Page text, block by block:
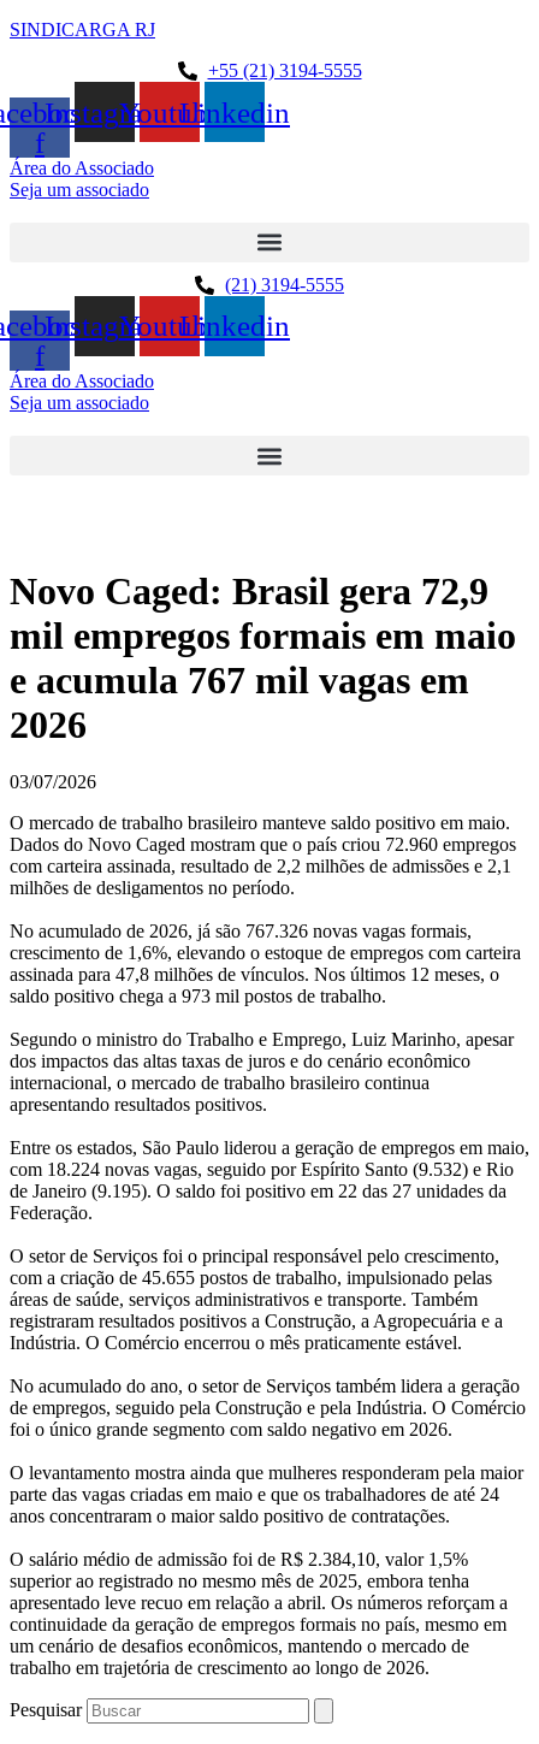
SINDICARGA RJ
+55 (21) 3194-5555
f
InstagramYoutubeLinkedin
Área do Associado
Seja um associado
(21) 3194-5555
f
InstagramYoutubeLinkedin
Área do Associado
Seja um associado
Novo Caged: Brasil gera 72,9
mil empregos formais em maio
e acumula 767 mil vagas em
2026
03/07/2026
O mercado de trabalho brasileiro manteve saldo positivo em maio.
Dados do Novo Caged mostram que o país criou 72.960 empregos
com carteira assinada, resultado de 2,2 milhões de admissões e 2,1
milhões de desligamentos no período.
No acumulado de 2026, já são 767.326 novas vagas formais,
crescimento de 1,6%, elevando o estoque de empregos com carteira
assinada para 47,8 milhões de vínculos. Nos últimos 12 meses, o
saldo positivo chega a 973 mil postos de trabalho.
Segundo o ministro do Trabalho e Emprego, Luiz Marinho, apesar
dos impactos das altas taxas de juros e do cenário econômico
internacional, o mercado de trabalho brasileiro continua
apresentando resultados positivos.
Entre os estados, São Paulo liderou a geração de empregos em maio,
com 18.224 novas vagas, seguido por Espírito Santo (9.532) e Rio
de Janeiro (9.195). O saldo foi positivo em 22 das 27 unidades da
Federação.
O setor de Serviços foi o principal responsável pelo crescimento,
com a criação de 45.655 postos de trabalho, impulsionado pelas
áreas de saúde, serviços administrativos e transporte. Também
registraram resultados positivos a Construção, a Agropecuária e a
Indústria. O Comércio encerrou o mês praticamente estável.
No acumulado do ano, o setor de Serviços também lidera a geração
de empregos, seguido pela Construção e pela Indústria. O Comércio
foi o único grande segmento com saldo negativo em 2026.
O levantamento mostra ainda que mulheres responderam pela maior
parte das vagas criadas em maio e que os trabalhadores de até 24
anos concentraram o maior saldo positivo de contratações.
O salário médio de admissão foi de R$ 2.384,10, valor 1,5%
superior ao registrado no mesmo mês de 2025, embora tenha
apresentado leve recuo em relação a abril. Os números reforçam a
continuidade da geração de empregos formais no país, mesmo em
um cenário de desafios econômicos, mantendo o mercado de
trabalho em trajetória de crescimento ao longo de 2026.
Pesquisar